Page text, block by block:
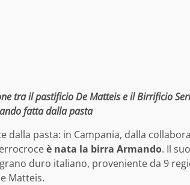
tra il pastificio De Matteis e il Birrificio
fatta dalla pasta
dalla pasta: in Campania, dalla
è nata la birra Armando. Il
duro italiano, proveniente da 9
Matteis.